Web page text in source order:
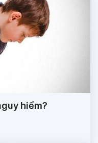
hiểm?